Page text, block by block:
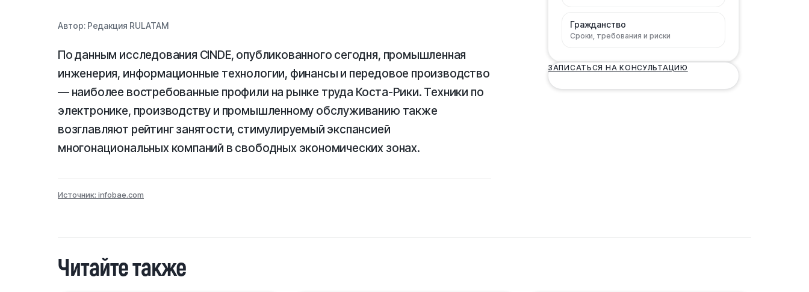
Автор: Редакция RULATAM
По данным исследования CINDE, опубликованного сегодня, промышленная
инженерия, информационные технологии, финансы и передовое производство
— наиболее востребованные профили на рынке труда Коста-Рики. Техники по
электронике, производству и промышленному обслуживанию также
возглавляют рейтинг занятости, стимулируемый экспансией
многонациональных компаний в свободных экономических зонах.
Источник: infobae.com
Гражданство
Сроки, требования и риски
ЗАПИСАТЬСЯ НА КОНСУЛЬТАЦИЮ
Читайте также